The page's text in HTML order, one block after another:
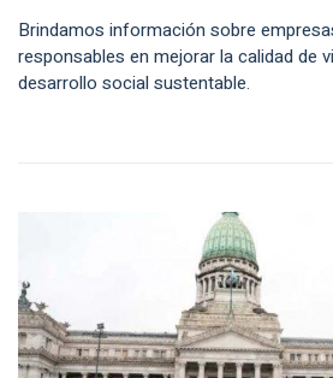
Brindamos información sobre
responsables en mejorar la calidad de
desarrollo social sustentable.